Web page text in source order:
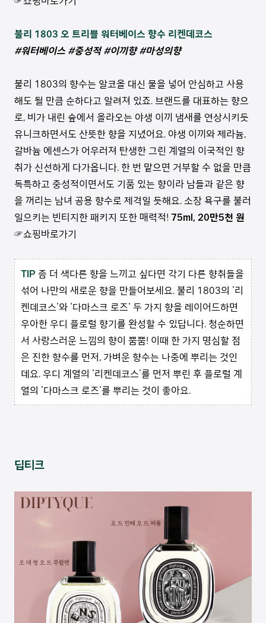
불리 1803 오 트리쁠 워터베이스 향수 리켄데코스
#워터베이스 #중성적 #이끼향 #마성의향
불리 1803의 향수는 알코올 대신 물을 넣어 안심하고 사용
해도 될 만큼 순하다고 알려져 있죠. 브랜드를 대표하는 향으
로, 비가 내린 숲에서 올라오는 야생 이끼 냄새를 연상시키듯
유니크하면서도 산뜻한 향을 지녔어요. 야생 이끼와 제라늄,
갈바늄 에센스가 어우러져 탄생한 그린 계열의 이국적인 향
취가 신선하게 다가옵니다. 한 번 맡으면 거부할 수 없을 만큼
독특하고 중성적이면서도 기품 있는 향이라 남들과 같은 향
을 꺼리는 남녀 공용 향수로 제격일 듯해요. 소장 욕구를 불러
일으키는 빈티지한 패키지 또한 매력적! 75ml, 20만5천 원
☞쇼핑바로가기
TIP 좀 더 색다른 향을 느끼고 싶다면 각기 다른 향취들을
섞어 나만의 새로운 향을 만들어보세요. 불리 1803의 '리
켄데코스'와 '다마스크 로즈' 두 가지 향을 레이어드하면
우아한 우디 플로럴 향기를 완성할 수 있답니다. 청순하면
서 사랑스러운 느낌의 향이 뿜뿜! 이때 한 가지 명심할 점
은 진한 향수를 먼저, 가벼운 향수는 나중에 뿌리는 것인
데요. 우디 계열의 '리켄데코스'를 먼저 뿌린 후 플로럴 계
열의 '다마스크 로즈'를 뿌리는 것이 좋아요.
딥티크